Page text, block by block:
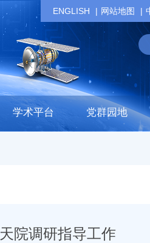
ENGLISH 网站地图
学术平台 党群园地
院调研指导工作